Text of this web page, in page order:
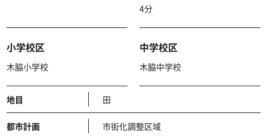
4分
小学校区
木脇小学校
中学校区
木脇中学校
地目 田
都市計画 市街化調整区域